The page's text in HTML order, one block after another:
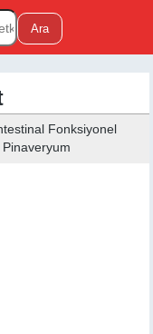
Fonksiyonel
Pinaveryum